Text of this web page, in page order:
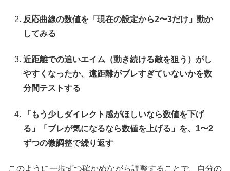
反応曲線の数値を「現在の設定から2〜3だけ」動か
してみる
近距離での追いエイム（動き続ける敵を狙う）がし
やすくなったか、遠距離がブレすぎていないかを数
分間テストする
「もう少しダイレクト感がほしいなら数値を下げ
る」「ブレが気になるなら数値を上げる」を、1〜2
ずつの微調整で繰り返す
このように一歩ずつ確かめながら調整することで、自分の